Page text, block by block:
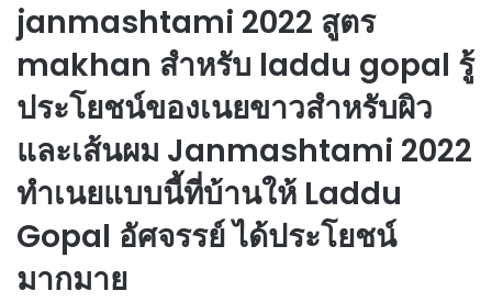
janmashtami 2022 สูตร
makhan สำหรับ laddu gopal รู้
ประโยชน์ของเนยขาวสำหรับผิว
และเส้นผม Janmashtami 2022
ทำเนยแบบนี้ที่บ้านให้ Laddu
Gopal อัศจรรย์ ได้ประโยชน์
มากมาย